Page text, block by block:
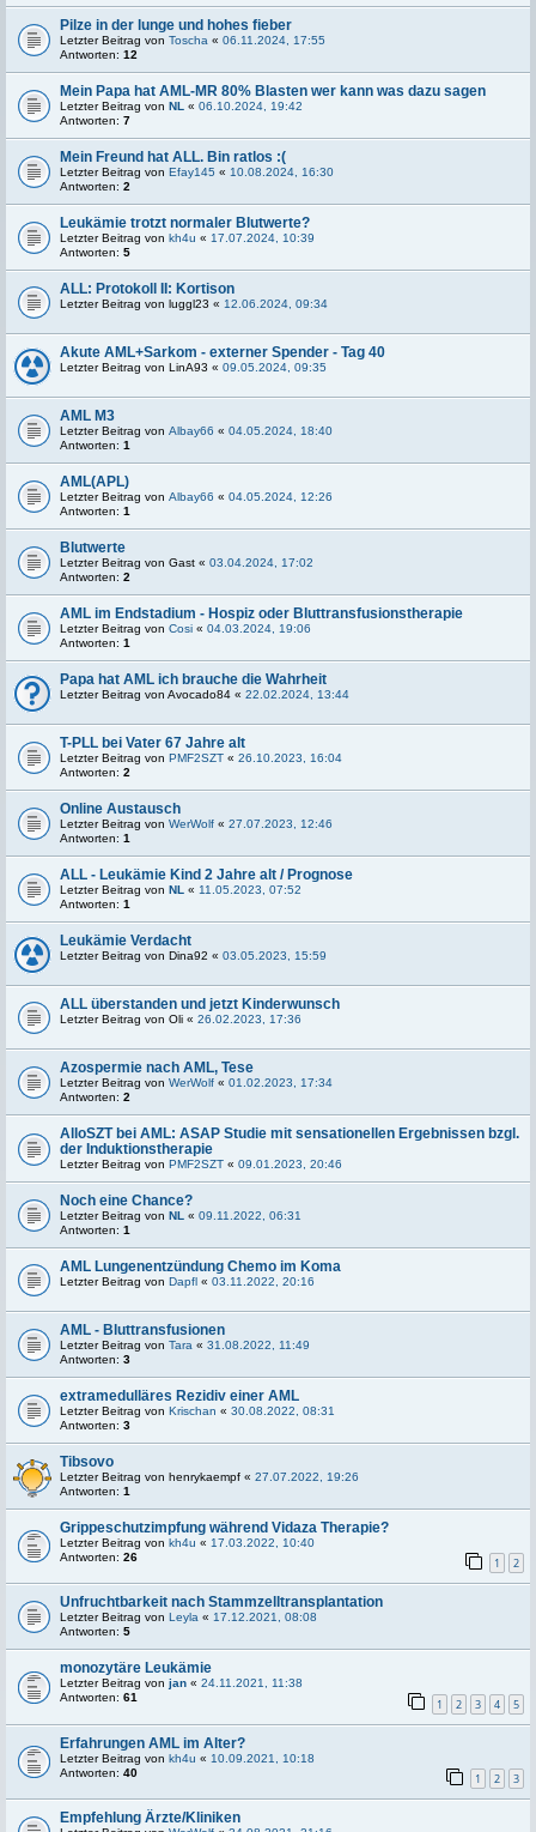
Pilze in der lunge und hohes fieber
Letzter Beitrag von Toscha « 06.11.2024, 17:55
Antworten: 12
Mein Papa hat AML-MR 80% Blasten wer kann was dazu sagen
Letzter Beitrag von NL « 06.10.2024, 19:42
Antworten: 7
Mein Freund hat ALL. Bin ratlos :(
Letzter Beitrag von Efay145 « 10.08.2024, 16:30
Antworten: 2
Leukämie trotzt normaler Blutwerte?
Letzter Beitrag von kh4u « 17.07.2024, 10:39
Antworten: 5
ALL: Protokoll II: Kortison
Letzter Beitrag von luggl23 « 12.06.2024, 09:34
Akute AML+Sarkom - externer Spender - Tag 40
Letzter Beitrag von LinA93 « 09.05.2024, 09:35
AML M3
Letzter Beitrag von Albay66 « 04.05.2024, 18:40
Antworten: 1
AML(APL)
Letzter Beitrag von Albay66 « 04.05.2024, 12:26
Antworten: 1
Blutwerte
Letzter Beitrag von Gast « 03.04.2024, 17:02
Antworten: 2
AML im Endstadium - Hospiz oder Bluttransfusionstherapie
Letzter Beitrag von Cosi « 04.03.2024, 19:06
Antworten: 1
Papa hat AML ich brauche die Wahrheit
Letzter Beitrag von Avocado84 « 22.02.2024, 13:44
T-PLL bei Vater 67 Jahre alt
Letzter Beitrag von PMF2SZT « 26.10.2023, 16:04
Antworten: 2
Online Austausch
Letzter Beitrag von WerWolf « 27.07.2023, 12:46
Antworten: 1
ALL - Leukämie Kind 2 Jahre alt / Prognose
Letzter Beitrag von NL « 11.05.2023, 07:52
Antworten: 1
Leukämie Verdacht
Letzter Beitrag von Dina92 « 03.05.2023, 15:59
ALL überstanden und jetzt Kinderwunsch
Letzter Beitrag von Oli « 26.02.2023, 17:36
Azospermie nach AML, Tese
Letzter Beitrag von WerWolf « 01.02.2023, 17:34
Antworten: 2
AlloSZT bei AML: ASAP Studie mit sensationellen Ergebnissen bzgl.
der Induktionstherapie
Letzter Beitrag von PMF2SZT « 09.01.2023, 20:46
Noch eine Chance?
Letzter Beitrag von NL « 09.11.2022, 06:31
Antworten: 1
AML Lungenentzündung Chemo im Koma
Letzter Beitrag von Dapfl « 03.11.2022, 20:16
AML - Bluttransfusionen
Letzter Beitrag von Tara « 31.08.2022, 11:49
Antworten: 3
extramedulläres Rezidiv einer AML
Letzter Beitrag von Krischan « 30.08.2022, 08:31
Antworten: 3
Tibsovo
Letzter Beitrag von henrykaempf « 27.07.2022, 19:26
Antworten: 1
Grippeschutzimpfung während Vidaza Therapie?
Letzter Beitrag von kh4u « 17.03.2022, 10:40
Antworten: 26 1 2
Unfruchtbarkeit nach Stammzelltransplantation
Letzter Beitrag von Leyla « 17.12.2021, 08:08
Antworten: 5
monozytäre Leukämie
Letzter Beitrag von jan « 24.11.2021, 11:38
Antworten: 61 1 2 3 4 5
Erfahrungen AML im Alter?
Letzter Beitrag von kh4u « 10.09.2021, 10:18
Antworten: 40 1 2 3
Empfehlung Ärzte/Kliniken